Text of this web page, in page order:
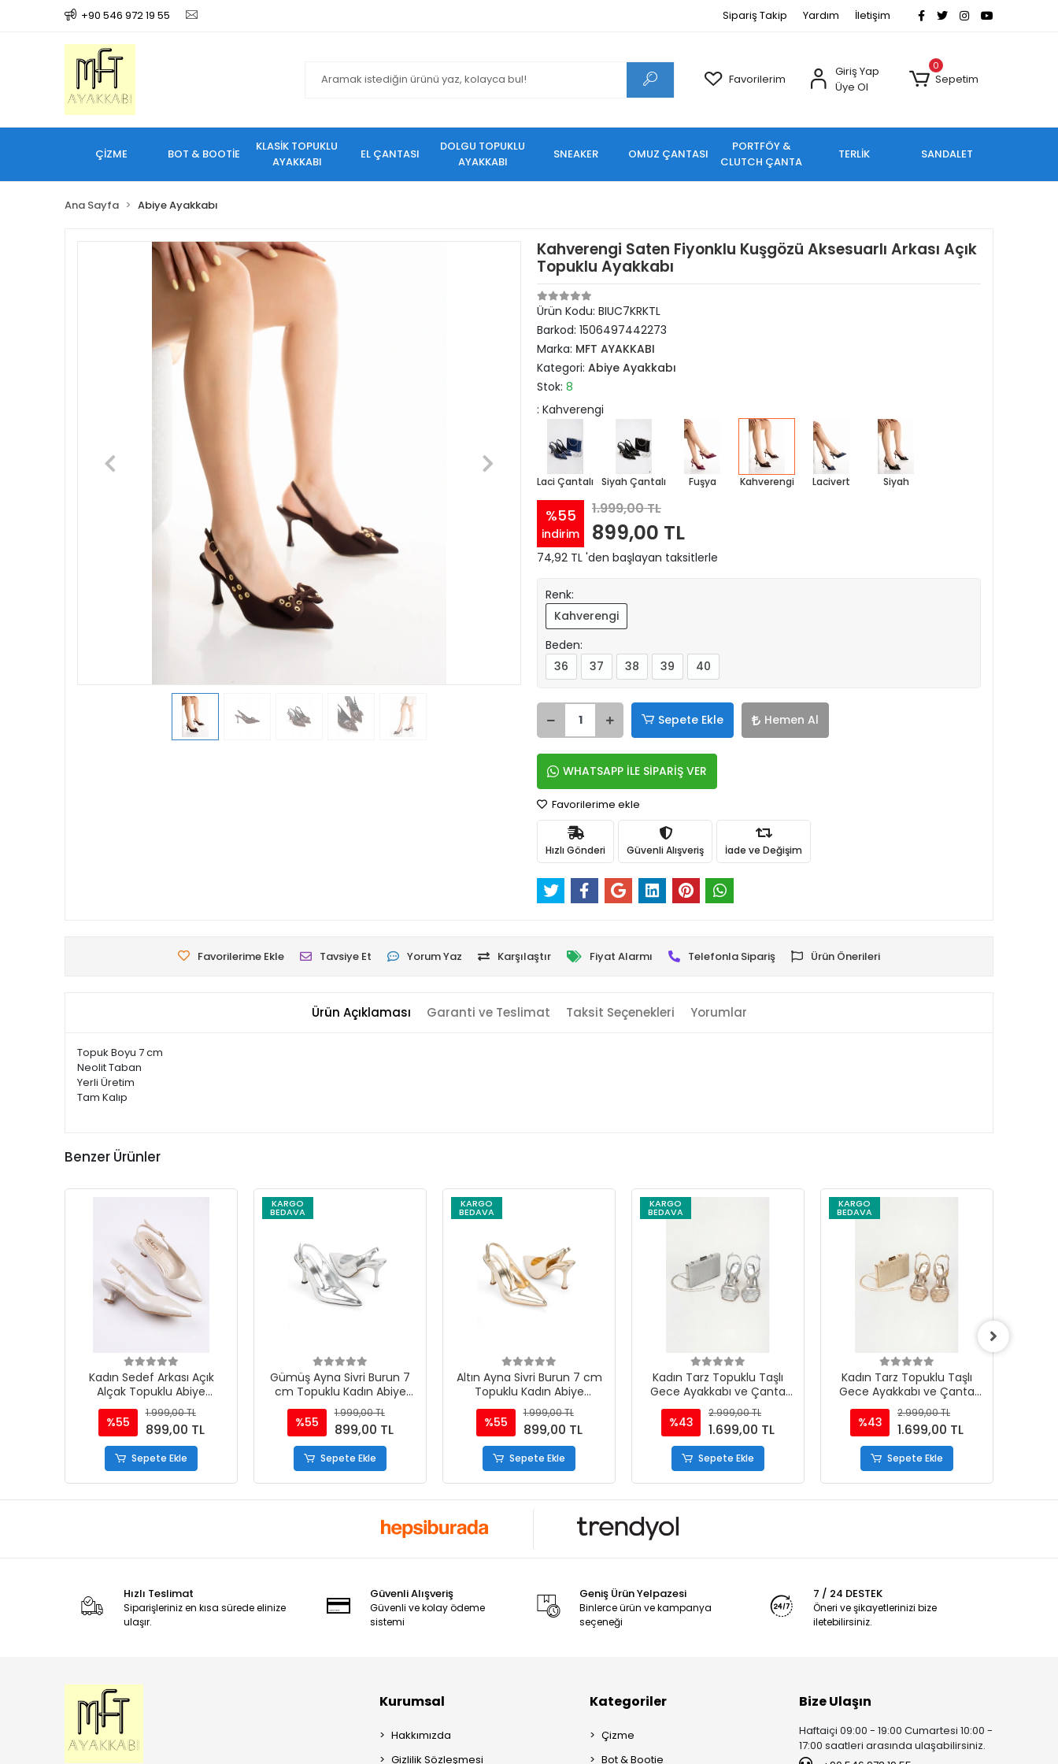
+90 546 972 19 55 Sipariş Takip Yardım İletişim
Favorilerim
Giriş Yap
Üye Ol
0
Sepetim
ÇİZME BOT & BOOTİE
KLASİK TOPUKLU
AYAKKABI
EL ÇANTASI
DOLGU TOPUKLU
AYAKKABI
SNEAKER OMUZ ÇANTASI
PORTFÖY &
CLUTCH ÇANTA
TERLİK SANDALET
Ana Sayfa Abiye Ayakkabı
Kahverengi Saten Fiyonklu Kuşgözü Aksesuarlı Arkası Açık
Topuklu Ayakkabı
Ürün Kodu: BIUC7KRKTL
Barkod: 1506497442273
Marka: MFT AYAKKABI
Kategori: Abiye Ayakkabı
Stok: 8
: Kahverengi
Laci Çantalı Siyah Çantalı Fuşya Kahverengi Lacivert Siyah
%55
indirim
1.999,00 TL
899,00 TL
74,92 TL 'den başlayan taksitlerle
Renk:
Kahverengi
Beden:
36
37 38 39 40
Sepete Ekle Hemen Al
WHATSAPP İLE SİPARİŞ VER
Favorilerime ekle
Hızlı Gönderi Güvenli Alışveriş İade ve Değişim
Favorilerime Ekle Tavsiye Et Yorum Yaz Karşılaştır Fiyat Alarmı Telefonla Sipariş Ürün Önerileri
Ürün Açıklaması Garanti ve Teslimat Taksit Seçenekleri Yorumlar
Topuk Boyu 7 cm
Neolit Taban
Yerli Üretim
Tam Kalıp
Benzer Ürünler
Kadın Sedef Arkası Açık
Alçak Topuklu Abiye
Ayakkabı
%55
1.999,00 TL
899,00 TL
Sepete Ekle
KARGO
BEDAVA
Gümüş Ayna Sivri Burun 7
cm Topuklu Kadın Abiye
Ayakkabı
%55
1.999,00 TL
899,00 TL
Sepete Ekle
KARGO
BEDAVA
Altın Ayna Sivri Burun 7 cm
Topuklu Kadın Abiye
Ayakkabı
%55
1.999,00 TL
899,00 TL
Sepete Ekle
KARGO
BEDAVA
Kadın Tarz Topuklu Taşlı
Gece Ayakkabı ve Çanta
Takımı Gümüş
%43
2.999,00 TL
1.699,00 TL
Sepete Ekle
KARGO
BEDAVA
Kadın Tarz Topuklu Taşlı
Gece Ayakkabı ve Çanta
Takımı Altın
%43
2.999,00 TL
1.699,00 TL
Sepete Ekle
Hızlı Teslimat
Siparişleriniz en kısa sürede elinize
ulaşır.
Güvenli Alışveriş
Güvenli ve kolay ödeme
sistemi
Geniş Ürün Yelpazesi
Binlerce ürün ve kampanya
seçeneği
7 / 24 DESTEK
Öneri ve şikayetlerinizi bize
iletebilirsiniz.
Kurumsal
Hakkımızda
Gizlilik Sözleşmesi
Kategoriler
Çizme
Bot & Bootie
Bize Ulaşın
Haftaiçi 09:00 - 19:00 Cumartesi 10:00 -
17:00 saatleri arasında ulaşabilirsiniz.